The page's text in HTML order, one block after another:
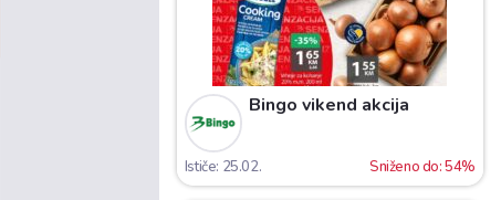
Bingo vikend akcija
Ističe: 25.02. Sniženo do: 54%